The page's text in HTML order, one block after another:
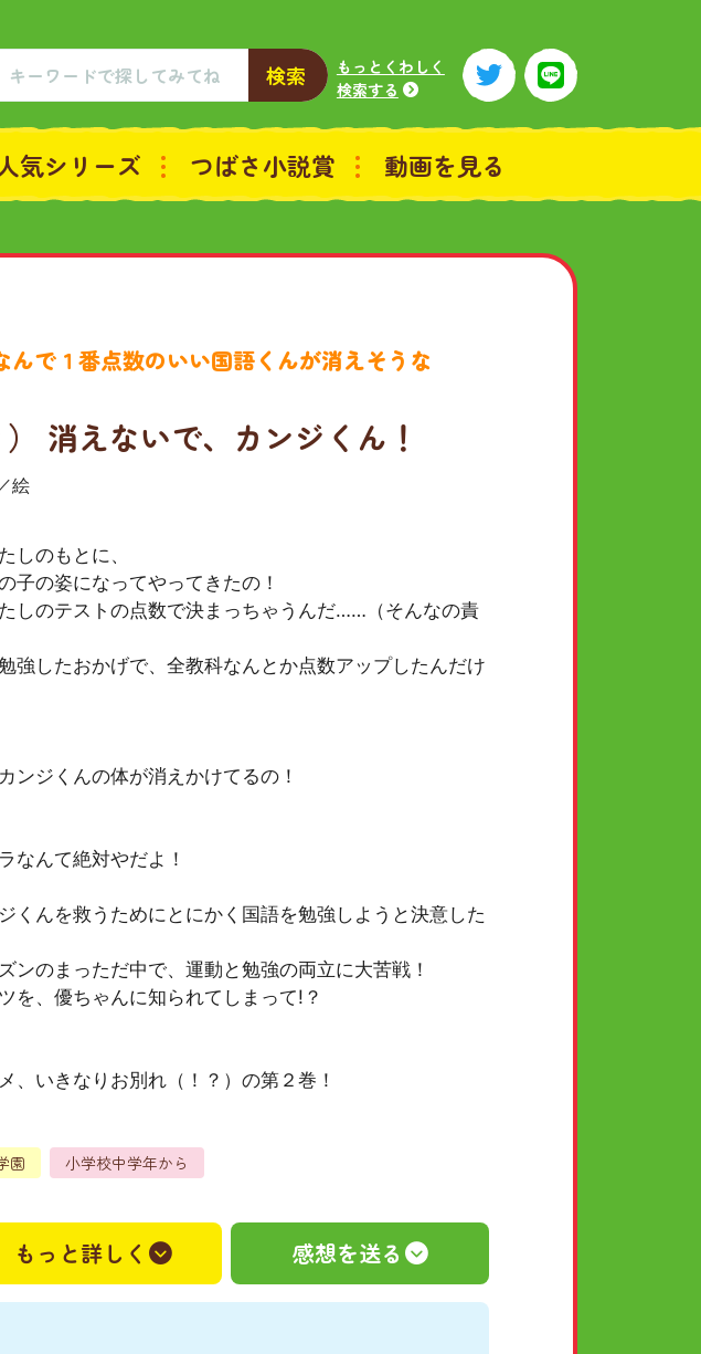
検索
もっとくわしく
検索する
気シリーズ つばさ小説賞 動画を見る
んで１番点数のいい国語くんが消えそうな
消えないで、カンジくん！
絵
しのもとに、
子の姿になってやってきたの！
しのテストの点数で決まっちゃうんだ……（そんなの責
強したおかげで、全教科なんとか点数アップしたんだけ
ンジくんの体が消えかけてるの！
なんて絶対やだよ！
くんを救うためにとにかく国語を勉強しようと決意した
ンのまっただ中で、運動と勉強の両立に大苦戦！
を、優ちゃんに知られてしまって!？
いきなりお別れ（！？）の第２巻！
園 小学校中学年から
もっと詳しく 感想を送る